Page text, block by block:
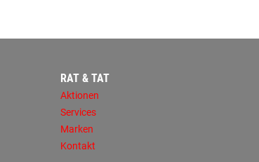
RAT & TAT
Aktionen
Services
Marken
Kontakt